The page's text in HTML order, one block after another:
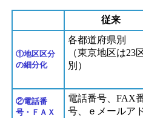
従来
①地区区分
の細分化
各都道府県別
（東京地区は23
別）
②電話番
号・ＦＡＸ
電話番号、FAX
号、ｅメールア